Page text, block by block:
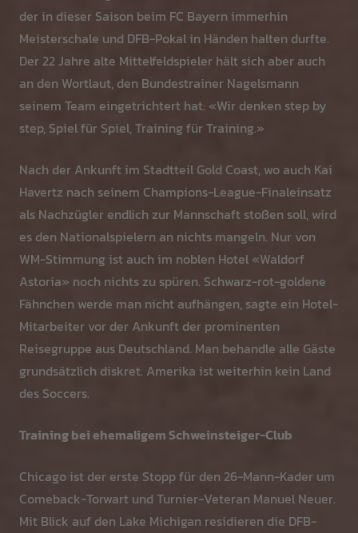
der in dieser Saison beim FC Bayern immerhin
Meisterschale und DFB-Pokal in Händen halten durfte.
Der 22 Jahre alte Mittelfeldspieler hält sich aber auch
an den Wortlaut, den Bundestrainer Nagelsmann
seinem Team eingetrichtert hat: «Wir denken step by
step, Spiel für Spiel, Training für Training.»
Nach der Ankunft im Stadtteil Gold Coast, wo auch Kai
Havertz nach seinem Champions-League-Finaleinsatz
als Nachzügler endlich zur Mannschaft stoßen soll, wird
es den Nationalspielern an nichts mangeln. Nur von
WM-Stimmung ist auch im noblen Hotel «Waldorf
Astoria» noch nichts zu spüren. Schwarz-rot-goldene
Fähnchen werde man nicht aufhängen, sagte ein Hotel-
Mitarbeiter vor der Ankunft der prominenten
Reisegruppe aus Deutschland. Man behandle alle Gäste
grundsätzlich diskret. Amerika ist weiterhin kein Land
des Soccers.
Training bei ehemaligem Schweinsteiger-Club
Chicago ist der erste Stopp für den 26-Mann-Kader um
Comeback-Torwart und Turnier-Veteran Manuel Neuer.
Mit Blick auf den Lake Michigan residieren die DFB-